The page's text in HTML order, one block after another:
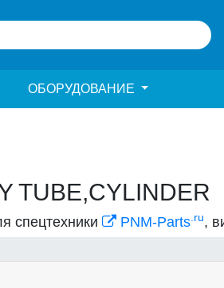
ОБОРУДОВАНИЕ
TUBE,CYLINDER
спецтехники PNM-Parts.ru,